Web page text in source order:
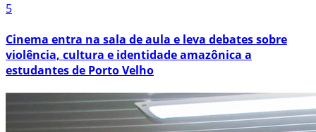
5
Cinema entra na sala de aula e leva debates sobre
violência, cultura e identidade amazônica a
estudantes de Porto Velho